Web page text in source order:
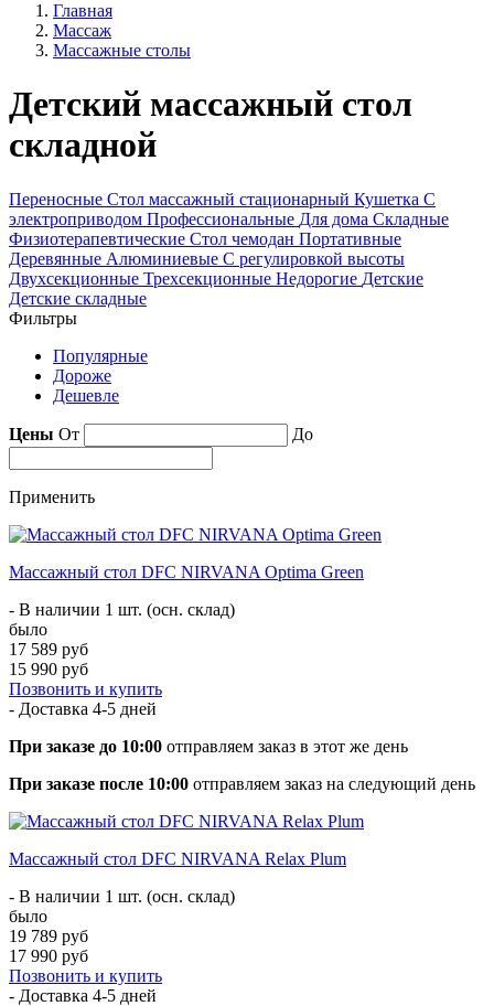
Главная
Массаж
Массажные столы
Детский массажный стол
складной
Переносные Стол массажный стационарный Кушетка С
электроприводом Профессиональные Для дома Складные
Физиотерапевтические Стол чемодан Портативные
Деревянные Алюминиевые С регулировкой высоты
Двухсекционные Трехсекционные Недорогие Детские
Детские складные
Фильтры
Популярные
Дороже
Дешевле
Цены От До
Применить
Массажный стол DFC NIRVANA Optima Green
- В наличии 1 шт. (осн. склад)
было
17 589 руб
15 990 руб
Позвонить и купить
- Доставка 4-5 дней
При заказе до 10:00 отправляем заказ в этот же день
При заказе после 10:00 отправляем заказ на следующий день
Массажный стол DFC NIRVANA Relax Plum
- В наличии 1 шт. (осн. склад)
было
19 789 руб
17 990 руб
Позвонить и купить
- Доставка 4-5 дней